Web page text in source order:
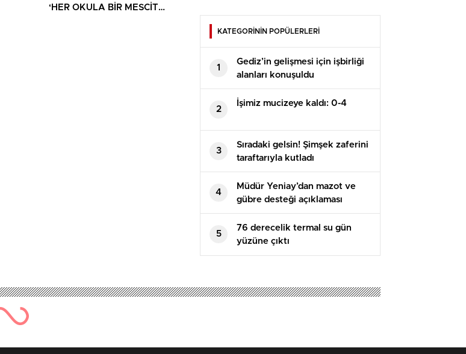
‘HER OKULA BİR MESCİT
KATEGORİNİN POPÜLERLERİ
1
Gediz’in gelişmesi için işbirliği
alanları konuşuldu
2
İşimiz mucizeye kaldı: 0-4
3
Sıradaki gelsin! Şimşek zaferini
taraftarıyla kutladı
4
Müdür Yeniay’dan mazot ve
gübre desteği açıklaması
5
76 derecelik termal su gün
yüzüne çıktı